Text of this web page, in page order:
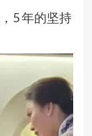
5 年的坚持